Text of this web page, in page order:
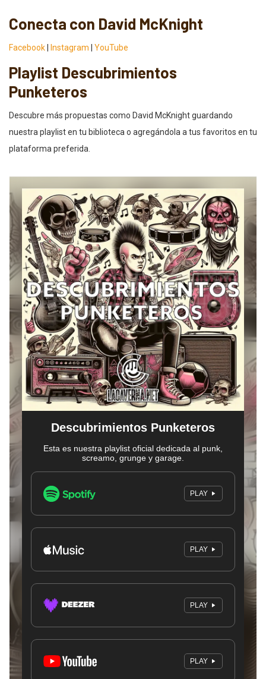
Conecta con David McKnight
Facebook Instagram YouTube
Playlist Descubrimientos
Punketeros
Descubre más propuestas como David McKnight guardando
nuestra playlist en tu biblioteca o agregándola a tus favoritos en tu
plataforma preferida.